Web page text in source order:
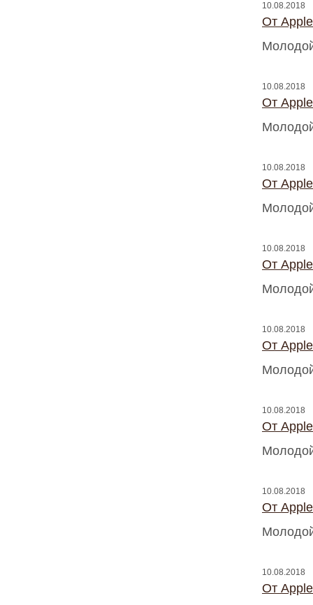
10.08.2018
От
10.08.2018
От
10.08.2018
От
10.08.2018
От
10.08.2018
От
10.08.2018
От
10.08.2018
От
10.08.2018
От